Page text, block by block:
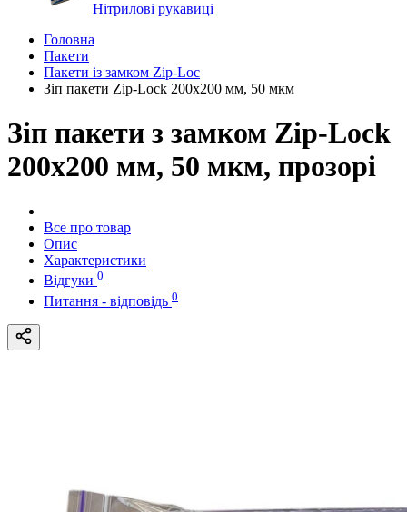
Нітрилові рукавиці
Головна
Пакети
Пакети із замком Zip-Loc
Зіп пакети Zip-Lock 200х200 мм, 50 мкм
Зіп пакети з замком Zip-Lock
200х200 мм, 50 мкм, прозорі
Все про товар
Опис
Характеристики
Відгуки 0
Питання - відповідь 0